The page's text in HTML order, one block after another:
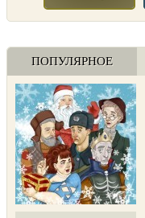
ПОПУЛЯРНОЕ